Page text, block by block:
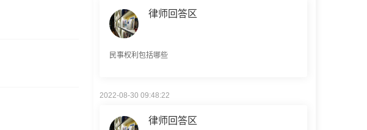
民事权利包括哪些
律师回答区